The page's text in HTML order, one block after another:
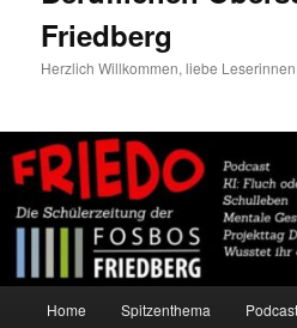
Friedberg
Herzlich Willkommen, liebe
Home Spitzenthema Podcast